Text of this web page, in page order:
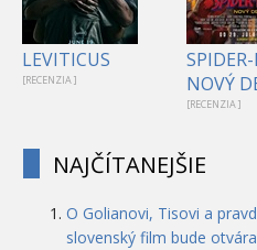
LEVITICUS
[RECENZIA ]
NOVÝ
[RECENZIA ]
NAJČÍTANEJŠIE
O Golianovi, Tisovi a
slovenský film bude